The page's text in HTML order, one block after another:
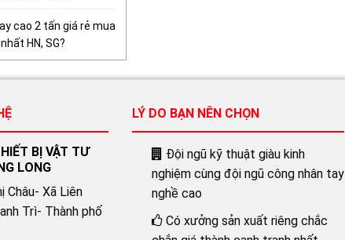
cao 2 tấn giá rẻ mua
HN, SG?
BỊ VẬT TƯ
LONG
Châu- Xã Liên
Trì- Thành phố
LÝ DO BẠN NÊN CHỌN
Đội ngũ kỹ thuật giàu kinh
nghiệm cùng đội ngũ công nhân tay
nghề cao
Có xưởng sản xuất riêng chắc